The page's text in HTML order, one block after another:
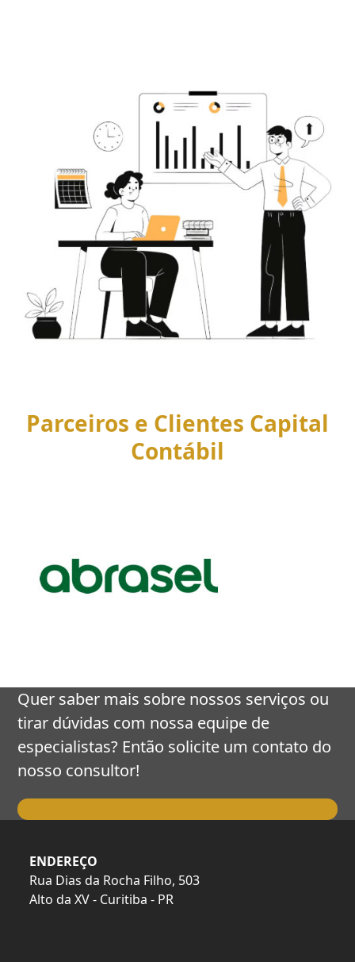
Parceiros e Clientes Capital
Contábil
right
carousel
navigation
buttons
Quer saber mais sobre nossos serviços ou
tirar dúvidas com nossa equipe de
especialistas? Então solicite um contato do
nosso consultor!
ENDEREÇO
Rua Dias da Rocha Filho, 503
Alto da XV - Curitiba - PR